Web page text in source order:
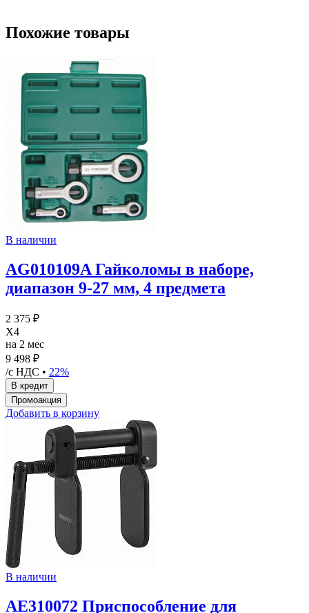
Похожие товары
В наличии
AG010109A Гайколомы в наборе,
диапазон 9-27 мм, 4 предмета
2 375 ₽
X4
на 2 мес
9 498 ₽
/с НДС • 22%
Добавить в корзину
В наличии
AE310072 Приспособление для